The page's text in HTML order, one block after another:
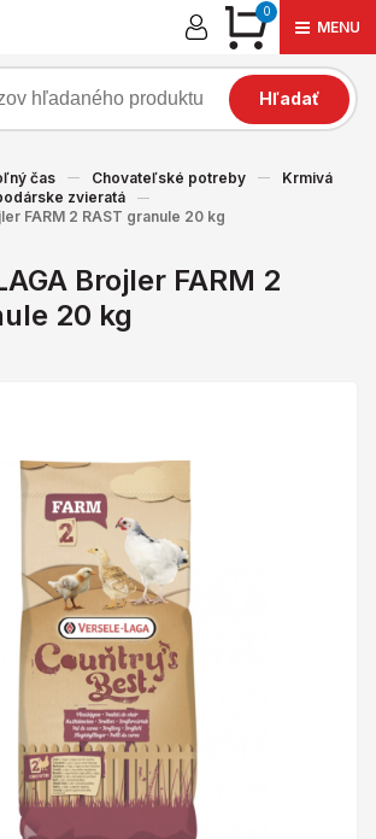
0
MENU
Hľadať
čas Chovateľské potreby
Krmivá
zvieratá
FARM 2 RAST granule 20 kg
Brojler FARM 2
20 kg